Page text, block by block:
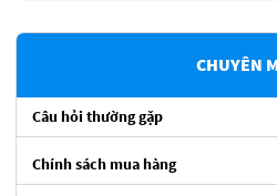
CHUYÊN
Câu hỏi thường gặp
Chính sách mua hàng